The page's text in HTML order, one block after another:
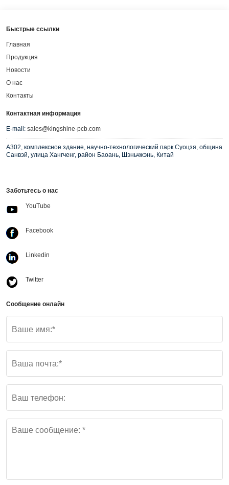
Быстрые ссылки
Главная
Продукция
Новости
О нас
Контакты
Контактная информация
E-mail: sales@kingshine-pcb.com
A302, комплексное здание, научно-технологический парк Суоцзя, община
Санвэй, улица Хангченг, район Баоань, Шэньчжэнь, Китай
Заботьтесь о нас
YouTube
Facebook
Linkedin
Twitter
Сообщение онлайн